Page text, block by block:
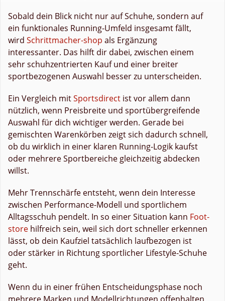
Sobald dein Blick nicht nur auf Schuhe, sondern auf
ein funktionales Running-Umfeld insgesamt fällt,
wird Schrittmacher-shop als Ergänzung
interessanter. Das hilft dir dabei, zwischen einem
sehr schuhzentrierten Kauf und einer breiter
sportbezogenen Auswahl besser zu unterscheiden.
Ein Vergleich mitSportsdirect ist vor allem dann
nützlich, wenn Preisbreite und sportübergreifende
Auswahl für dich wichtiger werden. Gerade bei
gemischten Warenkörben zeigt sich dadurch schnell,
ob du wirklich in einer klaren Running-Logik kaufst
oder mehrere Sportbereiche gleichzeitig abdecken
willst.
Mehr Trennschärfe entsteht, wenn dein Interesse
zwischen Performance-Modell und sportlichem
Alltagsschuh pendelt. In so einer Situation kann Foot-
store hilfreich sein, weil sich dort schneller erkennen
lässt, ob dein Kaufziel tatsächlich laufbezogen ist
oder stärker in Richtung sportlicher Lifestyle-Schuhe
geht.
Wenn du in einer frühen Entscheidungsphase noch